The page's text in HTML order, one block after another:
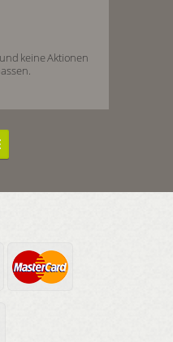
keine Aktionen